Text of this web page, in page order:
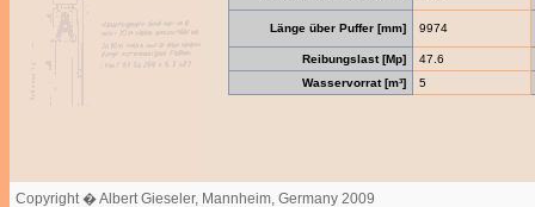
Länge über Puffer [mm] 9974
Reibungslast [Mp]
47.6
Wasservorrat [m³]
5
Copyright � Albert Gieseler, Mannheim, Germany 2009